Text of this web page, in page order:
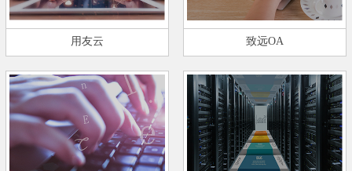
用友云 致远OA